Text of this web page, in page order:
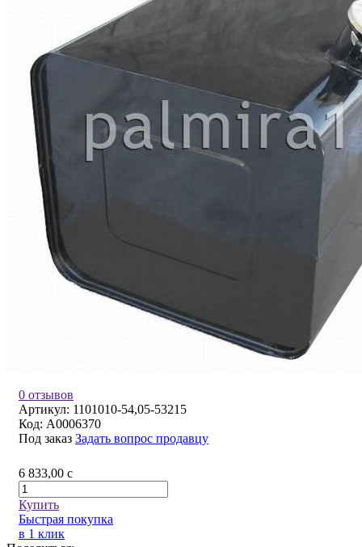
0 отзывов
Артикул: 1101010-54,05-53215
Код: A0006370
Под заказ Задать вопрос продавцу
6 833,00 c
Купить
Быстрая покупка
в 1 клик